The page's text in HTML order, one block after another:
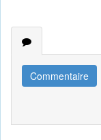
Commentaire